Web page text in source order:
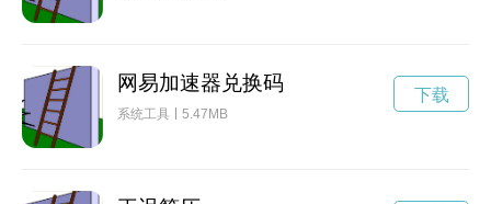
网易加速器兑换码
系统工具 5.47MB
下载